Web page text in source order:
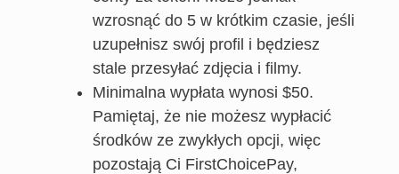
wzrosnąć do 5 w krótkim czasie, jeśli
uzupełnisz swój profil i będziesz
stale przesyłać zdjęcia i filmy.
Minimalna wypłata wynosi $50.
Pamiętaj, że nie możesz wypłacić
środków ze zwykłych opcji, więc
pozostają Ci FirstChoicePay,